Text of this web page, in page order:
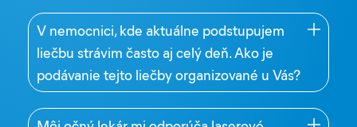
V nemocnici, kde aktuálne podstupujem
liečbu strávim často aj celý deň. Ako je
podávanie tejto liečby organizované u Vás?